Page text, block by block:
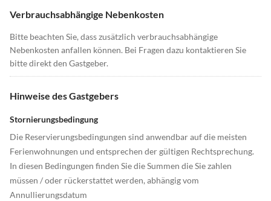
Verbrauchsabhängige Nebenkosten
Bitte beachten Sie, dass zusätzlich verbrauchsabhängige
Nebenkosten anfallen können. Bei Fragen dazu kontaktieren Sie
bitte direkt den Gastgeber.
Hinweise des Gastgebers
Stornierungsbedingung
Die Reservierungsbedingungen sind anwendbar auf die meisten
Ferienwohnungen und entsprechen der gültigen Rechtsprechung.
In diesen Bedingungen finden Sie die Summen die Sie zahlen
müssen / oder rückerstattet werden, abhängig vom
Annullierungsdatum